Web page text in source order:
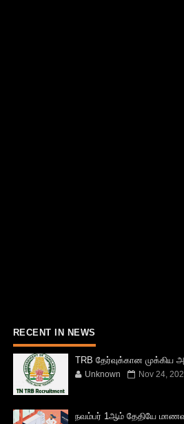
RECENT IN NEWS
TRB தேர்வுக்கான முக்கிய
Unknown Nov 24,
நவம்பர் 1ஆம் தேதியே